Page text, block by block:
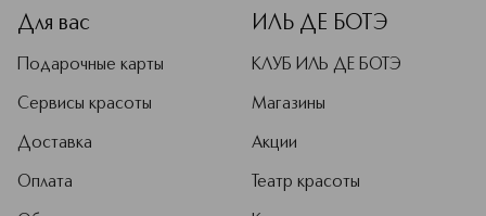
Для вас
Подарочные карты
Сервисы красоты
Доставка
Оплата
ИЛЬ ДЕ БОТЭ
КЛУБ ИЛЬ ДЕ БОТЭ
Магазины
Акции
Театр красоты